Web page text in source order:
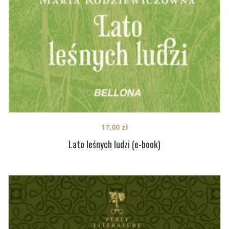
Lato leśnych ludzi (e-book)
17,00 zł